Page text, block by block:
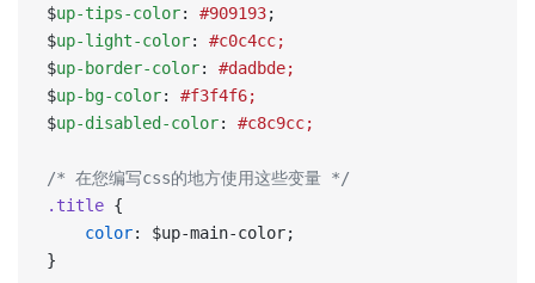
$up-tips-color: #909193;
$up-light-color: #c0c4cc;
$up-border-color: #dadbde;
$up-bg-color: #f3f4f6;
$up-disabled-color: #c8c9cc;
/* 在您编写css的地方使用这些变量 */
.title {
	color
: $up-main-color;
}